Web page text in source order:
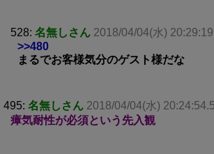
528: 名無しさん 2018/04/04(水)
>>480
まるでお客様気分のゲスト様だな
495: 名無しさん 2018/04/04(水)
瘴気耐性が必須という先入観